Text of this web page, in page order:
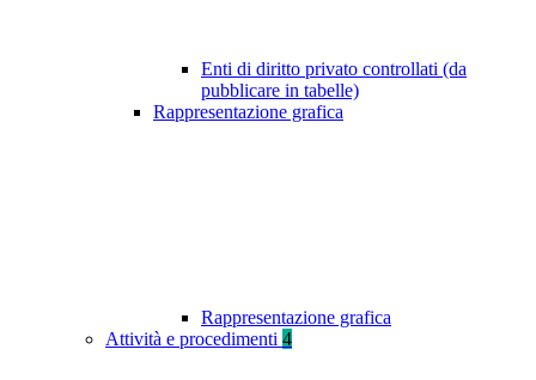
Enti di diritto privato controllati (da
pubblicare in tabelle)
Rappresentazione grafica
Rappresentazione grafica
Attività e procedimenti 4